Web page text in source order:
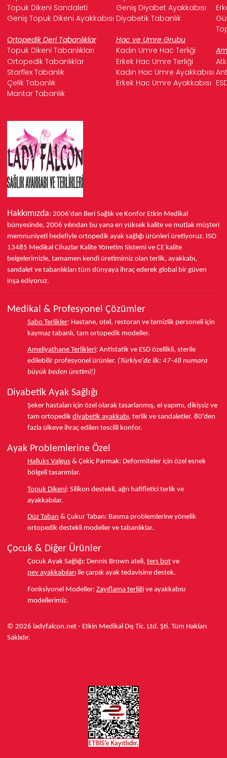
Topuk Dikeni Sandaleti
Geniş Diyabet Ayakkabısı
Geniş Topuk Dikeni Ayakkabısı Diyabetik Tabanlık
Ortopedik Deri Tabanlıklar
Hac ve Umre Grubu
Topuk Dikeni Tabanlıkları
Kadın Umre Hac Terliği
Ortopedik Tabanlıklar
Erkek Hac Umre Terliği
Starflex Tabanlık
Kadın Hac Umre Ayakkabısı
Çelik Tabanlık
Erkek Hac Umre Ayakkabısı
Mantar Tabanlık
Hakkımızda: 2006'dan Beri Sağlık ve Konfor Etkin Medikal
bünyesinde, 2006 yılından bu yana en yüksek kalite ve mutlak müşteri
memnuniyeti hedefiyle ortopedik ayak sağlığı ürünleri üretiyoruz. ISO
13485 Medikal Cihazlar Kalite Yönetim Sistemi ve CE kalite
belgelerimizle, tamamen kendi üretimimiz olan terlik, ayakkabı,
sandalet ve tabanlıkları tüm dünyaya ihraç ederek global bir güven
inşa ediyoruz.
Medikal & Profesyonel Çözümler
Sabo Terlikler: Hastane, otel, restoran ve temizlik personeli için
kaymaz tabanlı, tam ortopedik modeller.
Ameliyathane Terlikleri: Antistatik ve ESD özellikli, sterile
edilebilir profesyonel ürünler. (Türkiye'de ilk: 47-48 numara
büyük beden üretimi!)
Diyabetik Ayak Sağlığı
Şeker hastaları için özel olarak tasarlanmış, el yapımı, dikişsiz ve
tam ortopedik diyabetik ayakkabı, terlik ve sandaletler. 80'den
fazla ülkeye ihraç edilen tescilli konfor.
Ayak Problemlerine Özel
Halluks Valgus & Çekiç Parmak: Deformiteler için özel esnek
bölgeli tasarımlar.
Topuk Dikeni: Silikon destekli, ağrı hafifletici terlik ve
ayakkabılar.
Düz Taban & Çukur Taban: Basma problemlerine yönelik
ortopedik destekli modeller ve tabanlıklar.
Çocuk & Diğer Ürünler
Çocuk Ayak Sağlığı: Dennis Brown ateli, ters bot ve
pev ayakkabıları ile çarpık ayak tedavisine destek.
Fonksiyonel Modeller: Zayıflama terliği ve ayakkabısı
modellerimiz.
© 2026 ladyfalcon.net - Etkin Medikal Dış Tic. Ltd. Şti. Tüm Hakları
Saklıdır.